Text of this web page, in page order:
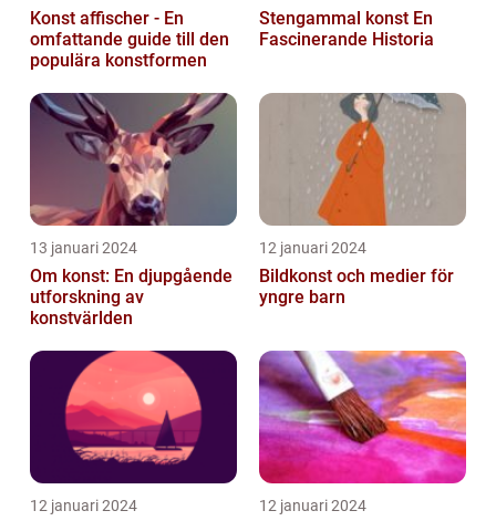
Konst affischer - En
omfattande guide till den
populära konstformen
Stengammal konst En
Fascinerande Historia
13 januari 2024
Om konst: En djupgående
utforskning av
konstvärlden
12 januari 2024
Bildkonst och medier för
yngre barn
12 januari 2024 12 januari 2024